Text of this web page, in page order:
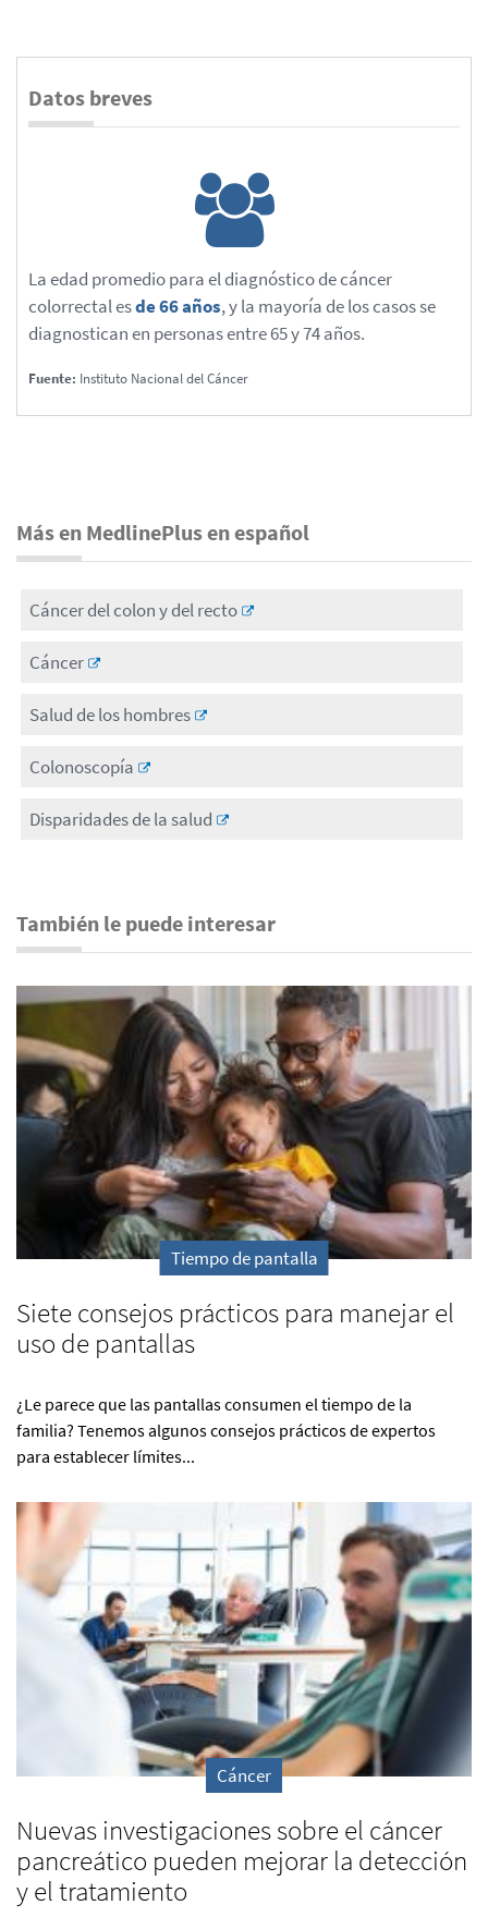
Datos breves
La edad promedio para el diagnóstico de cáncer
colorrectal esde 66 años, y la mayoría de los casos se
diagnostican en personas entre 65 y 74 años.
Fuente: Instituto Nacional del Cáncer
Más en MedlinePlus en español
Cáncer del colon y del recto
Cáncer
Salud de los hombres
Colonoscopía
Disparidades de la salud
También le puede interesar
Tiempo de pantalla
Siete consejos prácticos para manejar el
uso de pantallas
¿Le parece que las pantallas consumen el tiempo de la
familia? Tenemos algunos consejos prácticos de expertos
para establecer límites...
Cáncer
Nuevas investigaciones sobre el cáncer
pancreático pueden mejorar la detección
y el tratamiento